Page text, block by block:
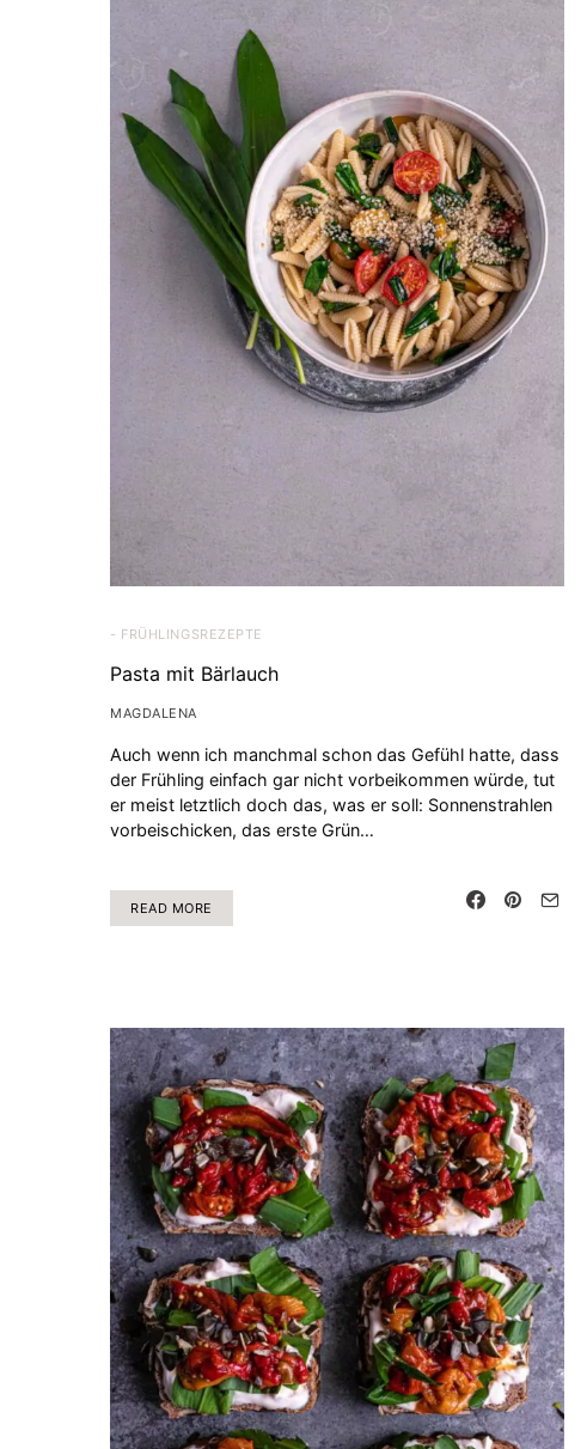
- FRÜHLINGSREZEPTE
Pasta mit Bärlauch
MAGDALENA
Auch wenn ich manchmal schon das Gefühl hatte, dass
der Frühling einfach gar nicht vorbeikommen würde, tut
er meist letztlich doch das, was er soll: Sonnenstrahlen
vorbeischicken, das erste Grün…
READ MORE